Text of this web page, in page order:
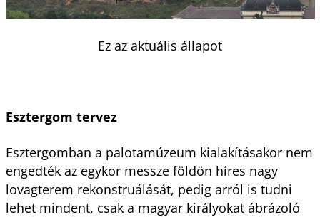
Ez az aktuális állapot
Esztergom tervez
Esztergomban a palotamúzeum kialakításakor nem
engedték az egykor messze földön híres nagy
lovagterem rekonstruálását, pedig arról is tudni
lehet mindent, csak a magyar királyokat ábrázoló